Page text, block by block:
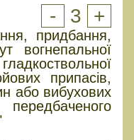
- 3 +
придбання,
вогнепальної
припасів,
або вибухових